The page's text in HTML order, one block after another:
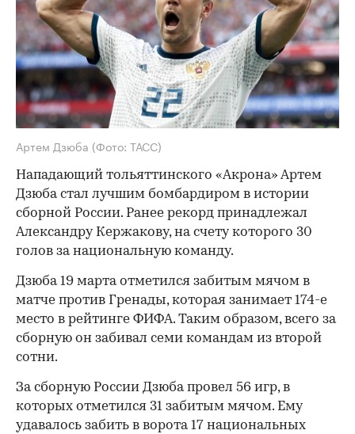
Артем Дзюба (Фото: ТАСС)
Нападающий тольяттинского «Акрона» Артем
Дзюба стал лучшим бомбардиром в истории
сборной России. Ранее рекорд принадлежал
Александру Кержакову, на счету которого 30
голов за национальную команду.
Дзюба 19 марта отметился забитым мячом в
матче против Гренады, которая занимает 174-е
место в рейтинге ФИФА. Таким образом, всего за
сборную он забивал семи командам из второй
сотни.
За сборную России Дзюба провел 56 игр, в
которых отметился 31 забитым мячом. Ему
удавалось забить в ворота 17 национальных